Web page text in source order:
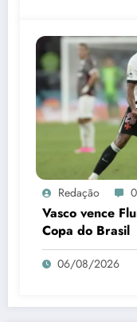
Redação 0
Vasco vence
Copa do Brasil
06/08/2026